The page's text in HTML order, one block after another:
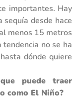
importantes. Hay
sequía desde hace
menos 15 metros
no se ha
dónde quiere
puede traer
como El Niño?